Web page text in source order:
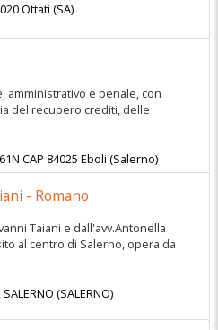
Ottati (SA)
amministrativo e penale, con
del recupero crediti, delle
CAP 84025 Eboli (Salerno)
- Romano
Taiani e dall'avv.Antonella
al centro di Salerno, opera da
SALERNO (SALERNO)